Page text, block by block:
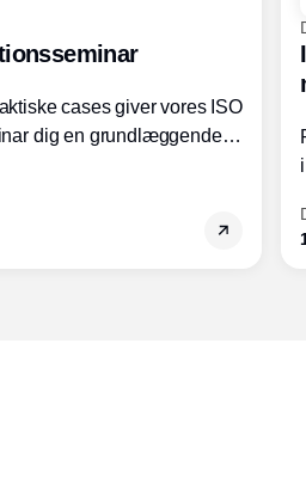
cases giver vores ISO
dig en grundlæggende
med andre